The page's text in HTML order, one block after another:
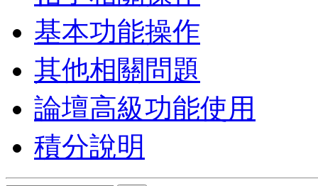
基本功能操作
其他相關問題
論壇高級功能使用
積分說明